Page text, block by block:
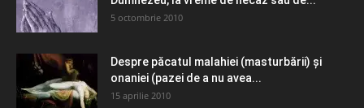
5 octombrie 2010
Despre păcatul malahiei (masturbării) şi
onaniei (pazei de a nu avea...
15 aprilie 2010